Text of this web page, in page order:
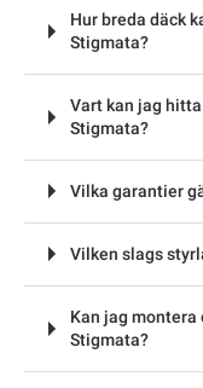
Hur breda däck
Stigmata?
Vart kan jag
Stigmata?
Vilka garantier
Vilken slags
Kan jag montera
Stigmata?